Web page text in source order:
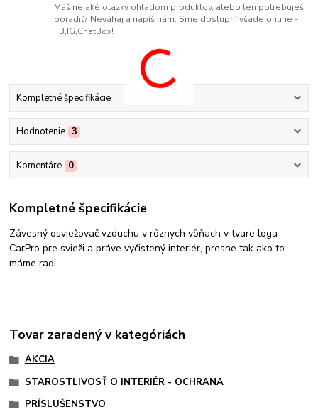
Máš nejaké otázky ohľadom produktov, alebo len potrebuješ
poradiť? Neváhaj a napíš nám. Sme dostupní všade online -
FB,IG,ChatBox!
Kompletné špecifikácie
Hodnotenie 3
Komentáre 0
Kompletné špecifikácie
Závesný osviežovač vzduchu v rôznych vôňach v tvare loga
CarPro pre svieži a práve vyčistený interiér, presne tak ako to
máme radi.
Tovar zaradený v kategóriách
AKCIA
STAROSTLIVOSŤ O INTERIÉR - OCHRANA
PRÍSLUŠENSTVO